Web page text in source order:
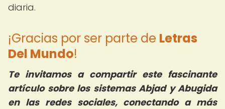
diaria.
¡Gracias por ser parte de Letras
Del Mundo!
Te invitamos a compartir este fascinante
artículo sobre los sistemas Abjad y Abugida
en las redes sociales, conectando a más